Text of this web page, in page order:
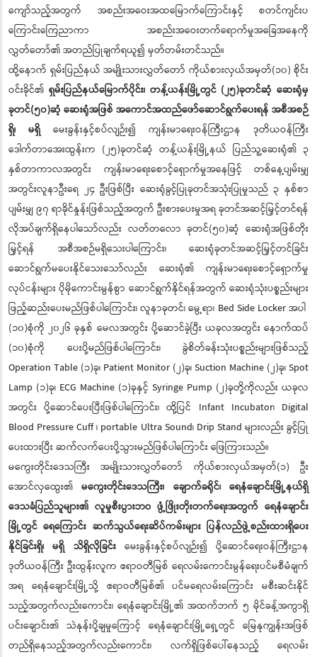
ကျော်သည့်အတွက် အစည်းအဝေးအထမြောက်ကြောင်းနှင့် စတင်ကျင်းပ
ကြောင်းကြေညာကာ အစည်းအဝေးတက်ရောက်မှုအခြေအနေကို
လွှတ်တော်၏ အတည်ပြုချက်ရယူ၍ မှတ်တမ်းတင်သည်။
ထို့နောက် ရှမ်းပြည်နယ် အမျိုးသားလွှတ်တော် ကိုယ်စားလှယ်အမှတ်(၁၀) စိုင်း
ဝင်းခိုင်၏ ရှမ်းပြည်နယ်မြောက်ပိုင်း၊ တန့်ယန်းမြို့တွင် (၂၅)ခုတင်ဆံ့ ဆေးရုံမှ
ခုတင်(၅၀)ဆံ့ ဆေးရုံအဖြစ် အကောင်အထည်ဖော်ဆောင်ရွက်ပေးရန် အစီအစဉ်
ရှိ၊ မရှိ မေးခွန်းနှင့်စပ်လျဉ်း၍ ကျန်းမာရေးဝန်ကြီးဌာန ဒုတိယဝန်ကြီး
ဒေါက်တာအေးထွန်းက (၂၅)ခုတင်ဆံ့ တန့်ယန်းမြို့နယ် ပြည်သူ့ဆေးရုံ၏ ၃
နှစ်တာကာလအတွင်း ကျန်းမာရေးစောင့်ရှောက်မှုအနေဖြင့် တစ်နေ့ပျမ်းမျှ
အတွင်းလူနာဦးရေ ၂၄ ဦးဖြစ်ပြီး ဆေးရုံခွင့်ပြုခုတင်အသုံးပြုမှုသည် ၃ နှစ်စာ
ပျမ်းမျှ ၉၇ ရာခိုင်နှုန်းဖြစ်သည့်အတွက် ဦးစားပေးမှုအရ ခုတင်အဆင့်မြှင့်တင်ရန်
လိုအပ်ချက်ရှိနေပါသော်လည်း လတ်တလော ခုတင်(၅၀)ဆံ့ ဆေးရုံအဖြစ်တိုး
မြှင့်ရန် အစီအစဉ်မရှိသေးပါကြောင်း၊ ဆေးရုံခုတင်အဆင့်မြှင့်တင်ခြင်း
ဆောင်ရွက်မပေးနိုင်သေးသော်လည်း ဆေးရုံ၏ ကျန်းမာရေးစောင့်ရှောက်မှု
လုပ်ငန်းများ ပိုမိုကောင်းမွန်စွာ ဆောင်ရွက်နိုင်ရန်အတွက် ဆေးရုံသုံးပစ္စည်းများ
ဖြည့်ဆည်းပေးမည်ဖြစ်ပါကြောင်း၊ လူနာခုတင်၊ မွေ့ရာ၊ Bed Side Locker အပါ
(၁၀)စုံကို ၂၀၂၆ ခုနှစ် မေလအတွင်း ပို့ဆောင်ခဲ့ပြီး ယခုလအတွင်း နောက်ထပ်
(၁၀)စုံကို ပေးပို့မည်ဖြစ်ပါကြောင်း၊ ခွဲစိတ်ခန်းသုံးပစ္စည်းများဖြစ်သည့်
Operation Table (၁)ခု၊ Patient Monitor (၂)ခု၊ Suction Machine (၂)ခု၊ Spot
Lamp (၁)ခု၊ ECG Machine (၁)ခုနှင့် Syringe Pump (၂)ခုတို့ကိုလည်း ယခုလ
အတွင်း ပို့ဆောင်ပေးပြီးဖြစ်ပါကြောင်း၊ ထို့ပြင် Infant Incubator၊ Digital
Blood Pressure Cuff ၊ portable Ultra Sound၊ Drip Stand များလည်း ခွင့်ပြု
ပေးထားပြီး ဆက်လက်ပေးပို့သွားမည်ဖြစ်ပါကြောင်း ဖြေကြားသည်။
မကွေးတိုင်းဒေသကြီး အမျိုးသားလွှတ်တော် ကိုယ်စားလှယ်အမှတ်(၁) ဦး
အောင်လှထွေး၏မကွေးတိုင်းဒေသကြီး၊ ချောက်ခရိုင်၊ ရေနံချောင်းမြို့နယ်ရှိ
ဒေသခံပြည်သူများ၏ လူမှုစီးပွားဘဝ ဖွံ့ဖြိုးတိုးတက်ရေးအတွက် ရေနံချောင်း
မြို့တွင် ရေကြောင်း ဆက်သွယ်ရေးဆိပ်ကမ်းများ ပြန်လည်ဖွဲ့စည်းထားရှိပေး
နိုင်ခြင်းရှိ၊ မရှိ သိရှိလိုခြင်းမေးခွန်းနှင့်စပ်လျဉ်း၍ ပို့ဆောင်ရေးဝန်ကြီးဌာန
ဒုတိယဝန်ကြီး ဦးထွန်းလူက ဧရာဝတီမြစ် ရေလမ်းကောင်းမွန်ရေးပင်မစီမံချက်
အရ ရေနံချောင်းမြို့သို့ ဧရာဝတီမြစ်၏ ပင်မရေလမ်းကြောင်း မစီးဆင်းနိုင်
သည့်အတွက်လည်းကောင်း၊ ရေနံချောင်းမြို့၏ အထက်ဘက် ၅ မိုင်ခန့်အကွာရှိ
ပင်းချောင်း၏ သဲနုန်းပို့ချမှုကြောင့် ရေနံချောင်းမြို့ရှေ့တွင် မြေနုကျွန်းအဖြစ်
တည်ရှိနေသည့်အတွက်လည်းကောင်း၊ လက်ရှိဖြစ်ပေါ်နေသည့် ရေလမ်း